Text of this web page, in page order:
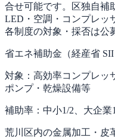
合せ可能です。区独自補
LED・空調・コンプレッ
各制度の対象・採否は公
省エネ補助金（経産省 SII
対象： 高効率コンプレッ
ポンプ・乾燥設備等
補助率： 中小1/2、大企業
荒川区内の金属加工・皮